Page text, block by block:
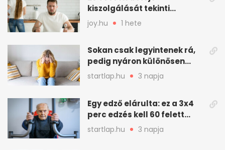
kiszolgálását tekinti
„munkának”
joy.hu 1 hete
Sokan csak legyintenek rá,
pedig nyáron különösen
gyakran jelentkezik ez a
kellemetlen betegség
startlap.hu 3 napja
Egy edző elárulta: ez a 3x4
perc edzés kell 60 felett
mindenkinek
startlap.hu 3 napja